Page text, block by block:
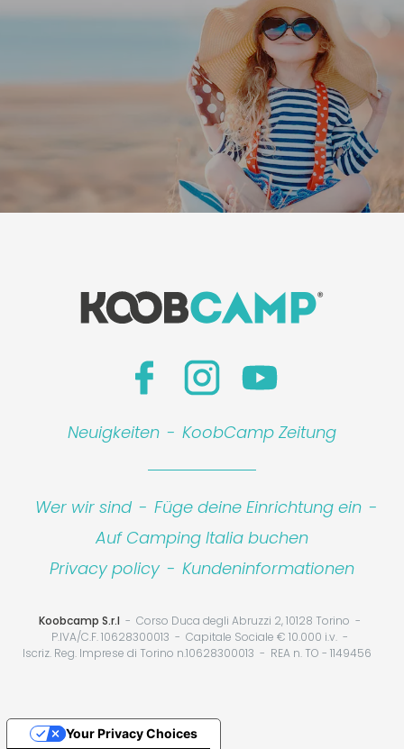
Neuigkeiten - KoobCamp Zeitung
Wer wir sind - Füge deine Einrichtung ein -
Auf Camping Italia buchen
Privacy policy - Kundeninformationen
Koobcamp S.r.l
Corso Duca degli Abruzzi 2, 10128 Torino
P.IVA/C.F. 10628300013
Capitale Sociale € 10.000 i.v.
Iscriz. Reg. Imprese di Torino n.10628300013
REA n. TO - 1149456
Your Privacy Choices